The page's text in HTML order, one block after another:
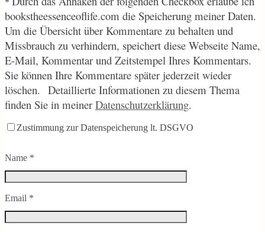
bookstheessenceoflife.com die Speicherung meiner Daten.
Um die Übersicht über Kommentare zu behalten und
Missbrauch zu verhindern, speichert diese Webseite Name,
E-Mail, Kommentar und Zeitstempel Ihres Kommentars.
Sie können Ihre Kommentare später jederzeit wieder
löschen. Detaillierte Informationen zu diesem Thema
finden Sie in meiner Datenschutzerklärung.
Zustimmung zur Datenspeicherung lt. DSGVO
Name *
Email *